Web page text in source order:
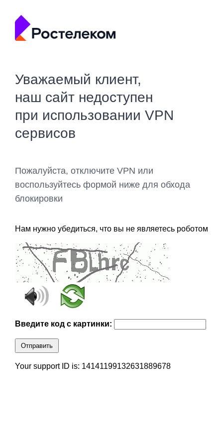
Уважаемый клиент,
наш сайт недоступен
при использовании VPN
сервисов
Пожалуйста, отключите VPN или
воспользуйтесь формой ниже для обхода
блокировки
Нам нужно убедиться, что вы не являетесь роботом
Введите код с картинки:
Отправить
Your support ID is: 14141199132631889678